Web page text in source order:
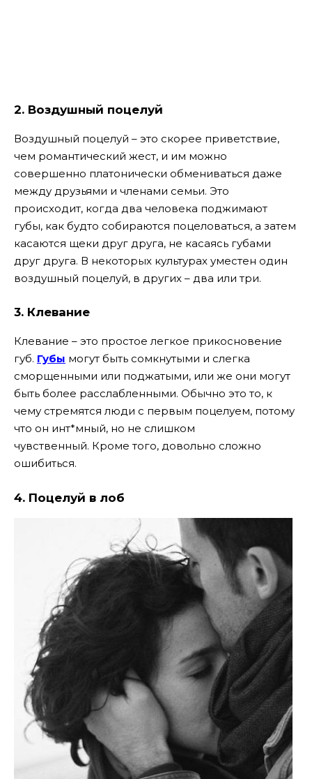
2. Воздушный поцелуй
Воздушный поцелуй – это скорее приветствие,
чем романтический жест, и им можно
совершенно платонически обмениваться даже
между друзьями и членами семьи. Это
происходит, когда два человека поджимают
губы, как будто собираются поцеловаться, а затем
касаются щеки друг друга, не касаясь губами
друг друга. В некоторых культурах уместен один
воздушный поцелуй, в других – два или три.
3. Клевание
Клевание – это простое легкое прикосновение
губ. Губы могут быть сомкнутыми и слегка
сморщенными или поджатыми, или же они могут
быть более расслабленными. Обычно это то, к
чему стремятся люди с первым поцелуем, потому
что он инт*мный, но не слишком
чувственный. Кроме того, довольно сложно
ошибиться.
4. Поцелуй в лоб